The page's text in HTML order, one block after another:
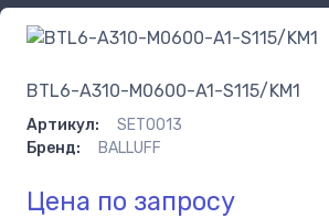
BTL6-A310-M0600-A1-S115/KM1
Артикул:
SET0013
Бренд:
BALLUFF
Цена по запросу